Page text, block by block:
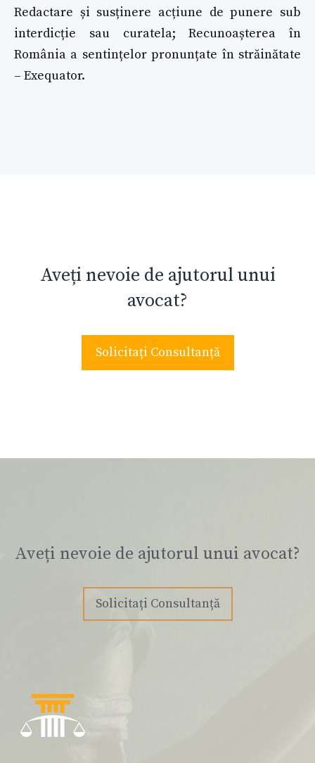
Redactare și susținere acțiune de punere sub
interdicție sau curatela; Recunoașterea în
România a sentințelor pronunțate în străinătate
– Exequator.
Aveți nevoie de ajutorul unui
avocat?
Solicitați Consultanță
Aveți nevoie de ajutorul unui avocat?
Solicitați Consultanță